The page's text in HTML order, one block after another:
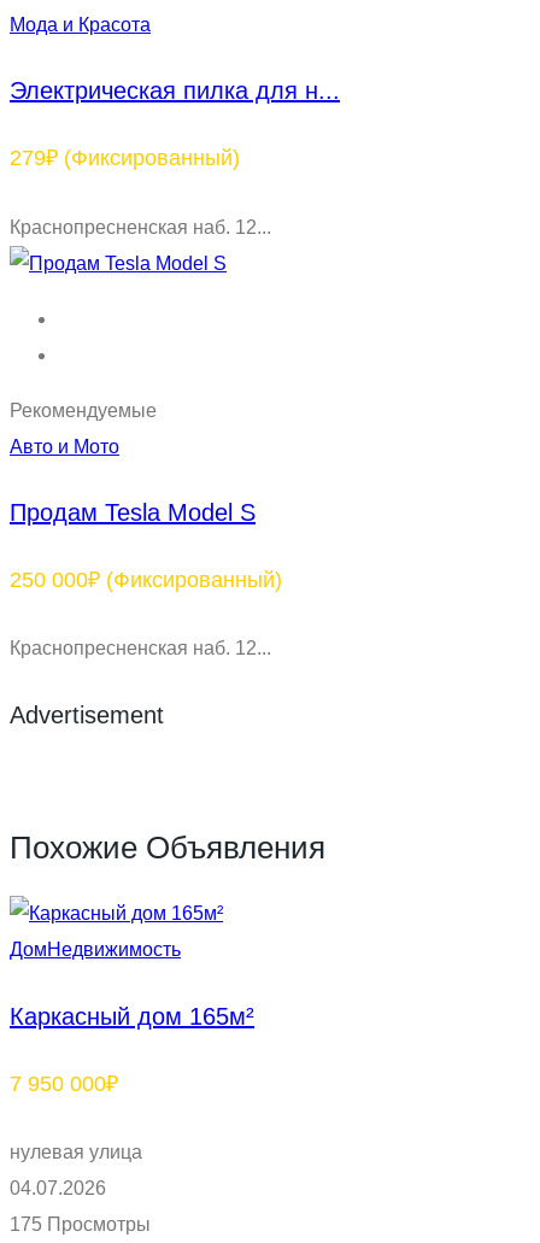
Мода и Красота
Электрическая пилка для н...
279₽ (Фиксированный)
Краснопресненская наб. 12...
Рекомендуемые
Авто и Мото
Продам Tesla Model S
250 000₽ (Фиксированный)
Краснопресненская наб. 12...
Advertisement
Похожие Объявления
ДомНедвижимость
Каркасный дом 165м²
7 950 000₽
нулевая улица
04.07.2026
175 Просмотры